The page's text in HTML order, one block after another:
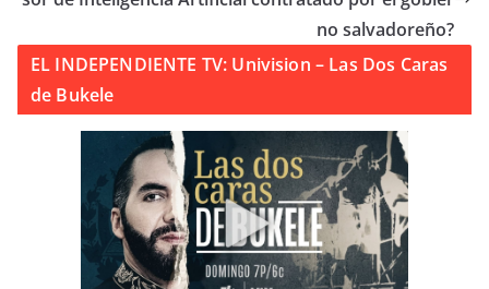
no salvadoreño?
EL INDEPENDIENTE TV: Univision – Las Dos Caras
de Bukele